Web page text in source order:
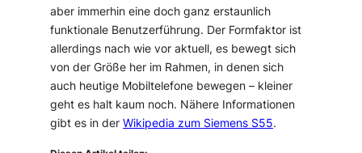
aber immerhin eine doch ganz erstaunlich
funktionale Benutzerführung. Der Formfaktor ist
allerdings nach wie vor aktuell, es bewegt sich
von der Größe her im Rahmen, in denen sich
auch heutige Mobiltelefone bewegen – kleiner
geht es halt kaum noch. Nähere Informationen
gibt es in derWikipedia zum Siemens S55.